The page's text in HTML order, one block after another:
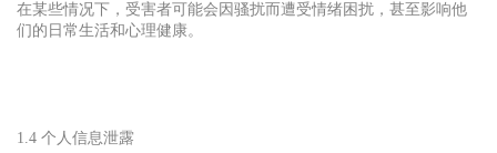
在某些情况下，受害者可能会因骚扰而遭受情绪困扰，甚至影响他
们的日常生活和心理健康。
1.4 个人信息泄露